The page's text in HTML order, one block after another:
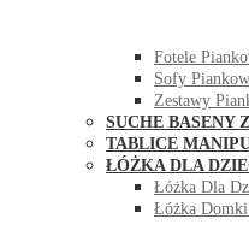
Fotele
Sofy
Zestawy
SUCHE BASENY
TABLICE
ŁÓŻKA DLA
Łóżka Dla
Łóżka